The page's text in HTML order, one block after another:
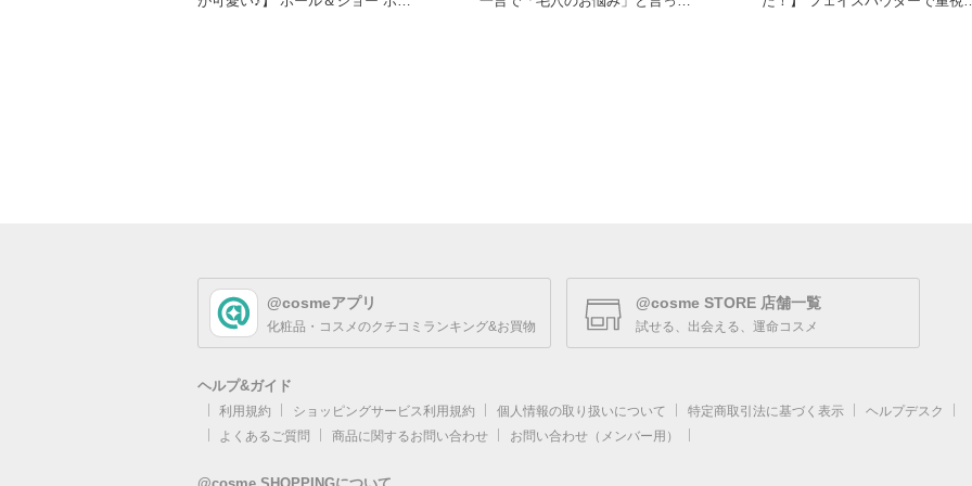
@cosmeアプリ
化粧品・コスメのクチコミランキング&お買物
@cosme STORE 店舗一覧
試せる、出会える、運命コスメ
ヘルプ&ガイド
利用規約 ショッピングサービス利用規約 個人情報の取り扱いについて 特定商取引法に基づく表示
ヘルプデスク
よくあるご質問
商品に関するお問い合わせ お問い合わせ（メンバー用）